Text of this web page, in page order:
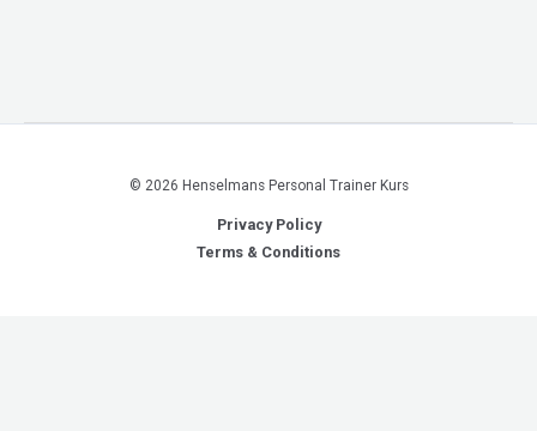
© 2026 Henselmans Personal Trainer Kurs
Privacy Policy
Terms & Conditions